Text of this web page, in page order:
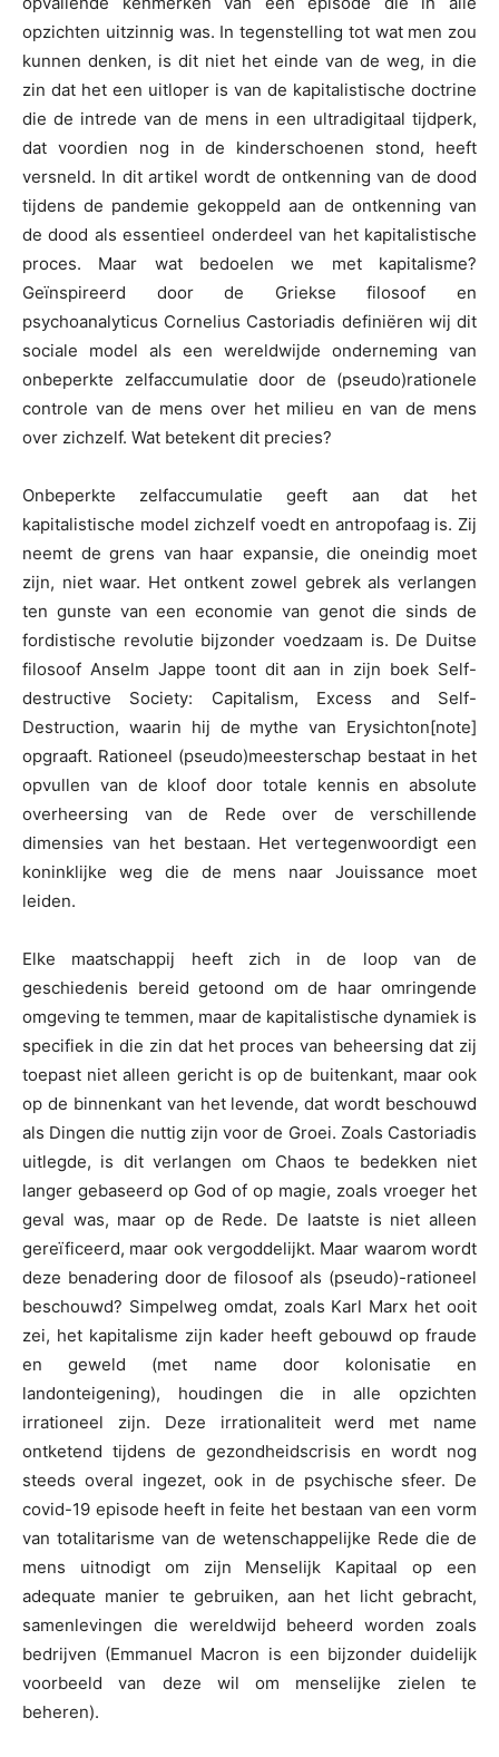
opzichten uitzinnig was. In tegenstelling tot wat men zou
kunnen denken, is dit niet het einde van de weg, in die
zin dat het een uitloper is van de kapitalistische doctrine
die de intrede van de mens in een ultradigitaal tijdperk,
dat voordien nog in de kinderschoenen stond, heeft
versneld. In dit artikel wordt de ontkenning van de dood
tijdens de pandemie gekoppeld aan de ontkenning van
de dood als essentieel onderdeel van het kapitalistische
proces. Maar wat bedoelen we met kapitalisme?
Geïnspireerd door de Griekse filosoof en
psychoanalyticus Cornelius Castoriadis definiëren wij dit
sociale model als een wereldwijde onderneming van
onbeperkte zelfaccumulatie door de (pseudo)rationele
controle van de mens over het milieu en van de mens
over zichzelf. Wat betekent dit precies?
Onbeperkte zelfaccumulatie geeft aan dat het
kapitalistische model zichzelf voedt en antropofaag is. Zij
neemt de grens van haar expansie, die oneindig moet
zijn, niet waar. Het ontkent zowel gebrek als verlangen
ten gunste van een economie van genot die sinds de
fordistische revolutie bijzonder voedzaam is. De Duitse
filosoof Anselm Jappe toont dit aan in zijn boek Self-
destructive Society: Capitalism, Excess and Self-
Destruction, waarin hij de mythe van Erysichton[note]
opgraaft. Rationeel (pseudo)meesterschap bestaat in het
opvullen van de kloof door totale kennis en absolute
overheersing van de Rede over de verschillende
dimensies van het bestaan. Het vertegenwoordigt een
koninklijke weg die de mens naar Jouissance moet
leiden.
Elke maatschappij heeft zich in de loop van de
geschiedenis bereid getoond om de haar omringende
omgeving te temmen, maar de kapitalistische dynamiek is
specifiek in die zin dat het proces van beheersing dat zij
toepast niet alleen gericht is op de buitenkant, maar ook
op de binnenkant van het levende, dat wordt beschouwd
als Dingen die nuttig zijn voor de Groei. Zoals Castoriadis
uitlegde, is dit verlangen om Chaos te bedekken niet
langer gebaseerd op God of op magie, zoals vroeger het
geval was, maar op de Rede. De laatste is niet alleen
gereïficeerd, maar ook vergoddelijkt. Maar waarom wordt
deze benadering door de filosoof als (pseudo)-rationeel
beschouwd? Simpelweg omdat, zoals Karl Marx het ooit
zei, het kapitalisme zijn kader heeft gebouwd op fraude
en geweld (met name door kolonisatie en
landonteigening), houdingen die in alle opzichten
irrationeel zijn. Deze irrationaliteit werd met name
ontketend tijdens de gezondheidscrisis en wordt nog
steeds overal ingezet, ook in de psychische sfeer. De
covid-19 episode heeft in feite het bestaan van een vorm
van totalitarisme van de wetenschappelijke Rede die de
mens uitnodigt om zijn Menselijk Kapitaal op een
adequate manier te gebruiken, aan het licht gebracht,
samenlevingen die wereldwijd beheerd worden zoals
bedrijven (Emmanuel Macron is een bijzonder duidelijk
voorbeeld van deze wil om menselijke zielen te
beheren).